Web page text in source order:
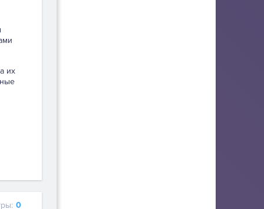
их
0